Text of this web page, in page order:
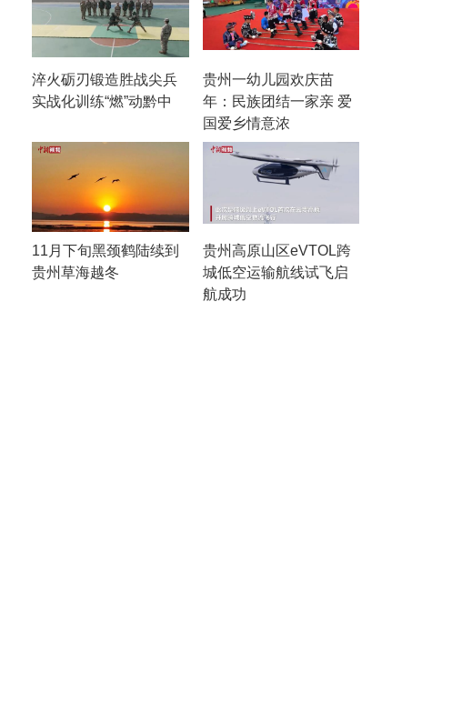
淬火砺刃锻造胜战尖兵
实战化训练“燃”动黔中
贵州一幼儿园欢庆苗
年：民族团结一家亲 爱
国爱乡情意浓
11月下旬黑颈鹤陆续到
贵州草海越冬
贵州高原山区eVTOL跨
城低空运输航线试飞启
航成功